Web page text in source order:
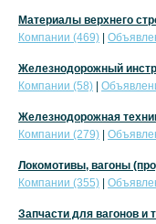
Материалы верхнего
Компании (469)
Железнодорожный
Компании (58)
Железнодорожная
Компании (279)
Локомотивы, вагоны
Компании (355)
Запчасти для вагонов и